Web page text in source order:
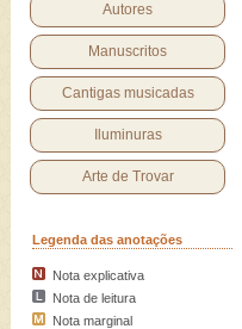
Autores
Manuscritos
Cantigas musicadas
Iluminuras
Arte de Trovar
Legenda das anotações
Nota explicativa
Nota de leitura
Nota marginal